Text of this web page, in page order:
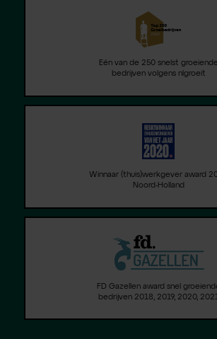
Eén van de 250 snelst groeiende
bedrijven volgens nlgroeit
Winnaar (thuis)werkgever award
Noord-Holland
FD Gazellen award snel
bedrijven 2018, 2019, 2020, 2021